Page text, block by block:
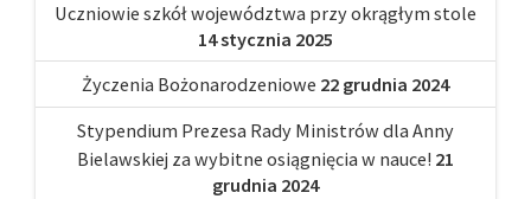
Uczniowie szkół województwa przy okrągłym stole
14 stycznia 2025
Życzenia Bożonarodzeniowe 22 grudnia 2024
Stypendium Prezesa Rady Ministrów dla Anny
Bielawskiej za wybitne osiągnięcia w nauce! 21
grudnia 2024